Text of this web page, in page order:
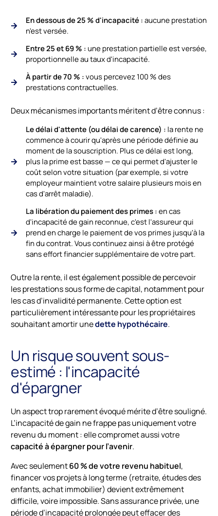
En dessous de 25 % d'incapacité :aucune prestation
n'est versée.
Entre 25 et 69 % :une prestation partielle est versée,
proportionnelle au taux d'incapacité.
À partir de 70 % :vous percevez 100 % des
prestations contractuelles.
Deux mécanismes importants méritent d’être connus :
Le délai d'attente (ou délai de carence) : la rente ne
commence à courir qu'après une période définie au
moment de la souscription. Plus ce délai est long,
plus la prime est basse — ce qui permet d'ajuster le
coût selon votre situation (par exemple, si votre
employeur maintient votre salaire plusieurs mois en
cas d'arrêt maladie).
La libération du paiement des primes :en cas
d'incapacité de gain reconnue, c'est l'assureur qui
prend en charge le paiement de vos primes jusqu'à la
fin du contrat. Vous continuez ainsi à être protégé
sans effort financier supplémentaire de votre part.
Outre la rente, il est également possible de percevoir
les prestations sous forme de capital, notamment pour
les cas d’invalidité permanente. Cette option est
particulièrement intéressante pour les propriétaires
souhaitant amortir unedette hypothécaire.
Un risque souvent sous-
estimé : l'incapacité
d'épargner
Un aspect trop rarement évoqué mérite d’être souligné.
L’incapacité de gain ne frappe pas uniquement votre
revenu du moment : elle compromet aussi votre
capacité à épargner pour l’avenir.
Avec seulement60 % de votre revenu habituel,
financer vos projets à long terme (retraite, études des
enfants, achat immobilier) devient extrêmement
difficile, voire impossible. Sans assurance privée, une
période d’incapacité prolongée peut effacer des